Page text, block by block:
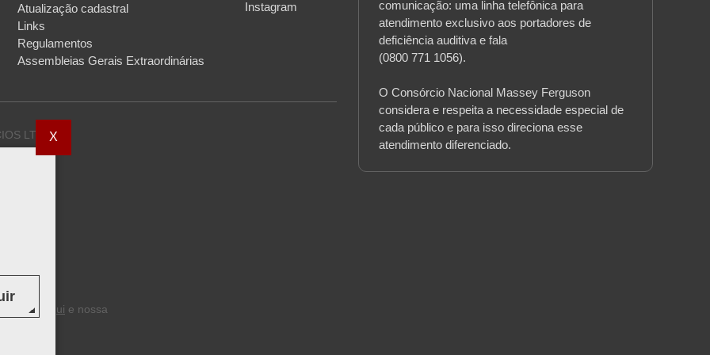
Atualização cadastral
Links
Regulamentos
Assembleias Gerais Extraordinárias
Instagram
LTDA.,
acordo
Banco
aqui e nossa
comunicação: uma linha telefônica para
atendimento exclusivo aos portadores de
deficiência auditiva e fala
(0800 771 1056).
O Consórcio Nacional Massey Ferguson
considera e respeita a necessidade especial de
cada público e para isso direciona esse
X